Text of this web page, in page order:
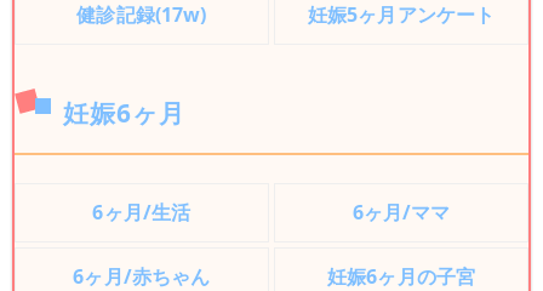
健診記録(17w) 妊娠5ヶ月アンケート
妊娠6ヶ月
6ヶ月/生活 6ヶ月/ママ
6ヶ月/赤ちゃん 妊娠6ヶ月の子宮